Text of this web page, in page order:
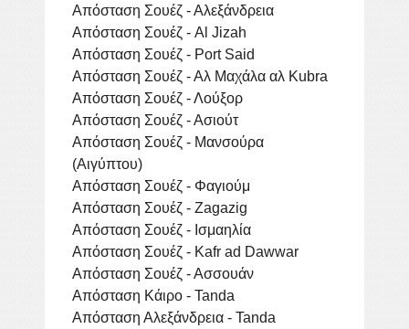
Απόσταση Σουέζ - Αλεξάνδρεια
Απόσταση Σουέζ - Al Jizah
Απόσταση Σουέζ - Port Said
Απόσταση Σουέζ - Αλ Μαχάλα αλ Kubra
Απόσταση Σουέζ - Λούξορ
Απόσταση Σουέζ - Ασιούτ
Απόσταση Σουέζ - Μανσούρα
(Αιγύπτου)
Απόσταση Σουέζ - Φαγιούμ
Απόσταση Σουέζ - Zagazig
Απόσταση Σουέζ - Ισμαηλία
Απόσταση Σουέζ - Kafr ad Dawwar
Απόσταση Σουέζ - Ασσουάν
Απόσταση Κάιρο - Tanda
Απόσταση Αλεξάνδρεια - Tanda